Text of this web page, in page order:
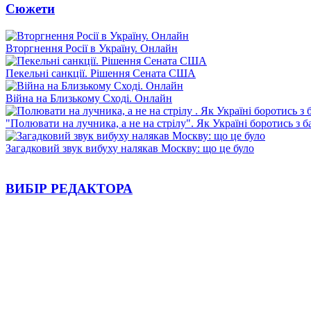
Сюжети
Вторгнення Росії в Україну. Онлайн
Пекельні санкції. Рішення Сената США
Війна на Близькому Сході. Онлайн
"Полювати на лучника, а не на стрілу". Як Україні боротись з
Загадковий звук вибуху налякав Москву: що це було
ВИБІР РЕДАКТОРА